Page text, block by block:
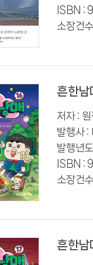
ISBN :
소장건
흔한남
저자 :
발행사 :
발행년
ISBN :
소장건
흔한남